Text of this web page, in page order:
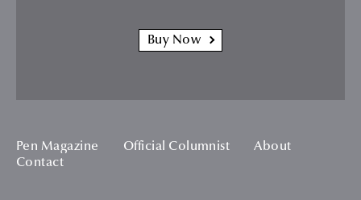
Buy Now
Pen Magazine Official Columnist
About
Contact